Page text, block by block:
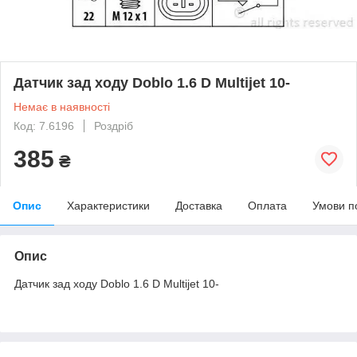
Датчик зад ходу Doblo 1.6 D Multijet 10-
Немає в наявності
Код: 7.6196
Роздріб
385 ₴
Опис Характеристики Доставка Оплата Умови
Опис
Датчик зад ходу Doblo 1.6 D Multijet 10-